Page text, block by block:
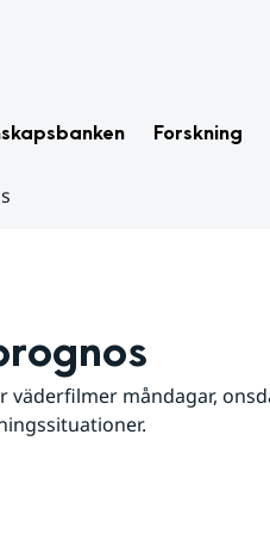
Forskning
väderfilmer måndagar,